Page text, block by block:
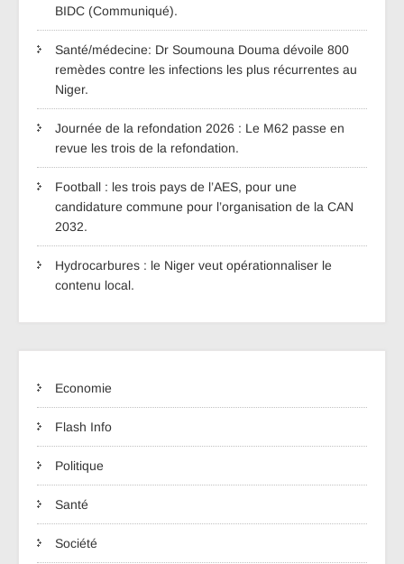
BIDC (Communiqué).
Santé/médecine: Dr Soumouna Douma dévoile 800
remèdes contre les infections les plus récurrentes au
Niger.
Journée de la refondation 2026 : Le M62 passe en
revue les trois de la refondation.
Football : les trois pays de l’AES, pour une
candidature commune pour l’organisation de la CAN
2032.
Hydrocarbures : le Niger veut opérationnaliser le
contenu local.
Economie
Flash Info
Politique
Santé
Société